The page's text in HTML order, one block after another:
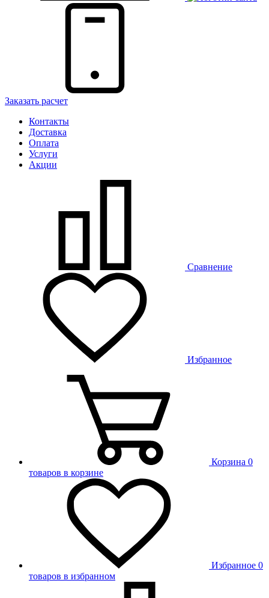
Заказать расчет
Контакты
Доставка
Оплата
Услуги
Акции
Сравнение
Избранное
Корзина 0
товаров в корзине
Избранное 0
товаров в избранном